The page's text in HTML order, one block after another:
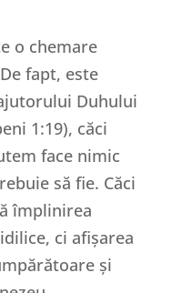
o chemare
fapt, este
Duhului
1:19), căci
face nimic
să fie. Căci
împlinirea
ci afișarea
și